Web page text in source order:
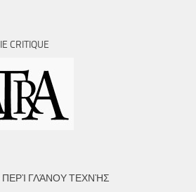
CRITIQUE
– ΠΕΡῚ ΓΛΆΝΟΥ ΤΕΧΝῊΣ